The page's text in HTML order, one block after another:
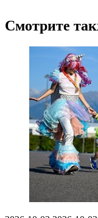
Смотрите